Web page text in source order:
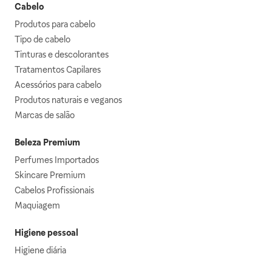
Cabelo
Produtos para cabelo
Tipo de cabelo
Tinturas e descolorantes
Tratamentos Capilares
Acessórios para cabelo
Produtos naturais e veganos
Marcas de salão
Beleza Premium
Perfumes Importados
Skincare Premium
Cabelos Profissionais
Maquiagem
Higiene pessoal
Higiene diária